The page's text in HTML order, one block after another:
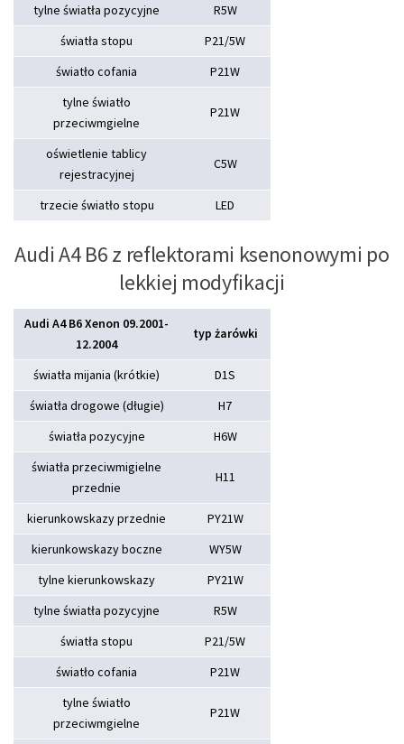
tylne światła pozycyjne
R5W
światła stopu
P21/5W
światło cofania
P21W
tylne światło
przeciwmgielne
P21W
oświetlenie tablicy
rejestracyjnej
C5W
trzecie światło stopu LED
Audi A4 B6 z reflektorami ksenonowymi po
lekkiej modyfikacji
Audi A4 B6 Xenon 09.2001-
12.2004
typ żarówki
światła mijania (krótkie)
D1S
światła drogowe (długie)
H7
światła pozycyjne
H6W
światła przeciwmigielne
przednie
H11
kierunkowskazy przednie
PY21W
kierunkowskazy boczne
WY5W
tylne kierunkowskazy
PY21W
tylne światła pozycyjne
R5W
światła stopu
P21/5W
światło cofania
P21W
tylne światło
przeciwmgielne
P21W